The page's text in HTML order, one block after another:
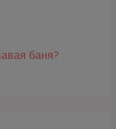
баня?